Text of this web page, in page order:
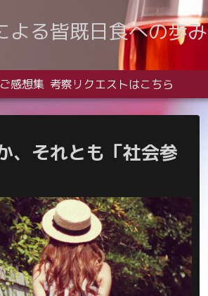
よる皆既日食への歩み
感想集 考察リクエストはこちら
、それとも「社会参